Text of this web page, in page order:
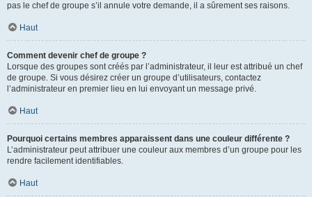
pas le chef de groupe s’il annule votre demande, il a sûrement ses raisons.
Haut
Comment devenir chef de groupe ?
Lorsque des groupes sont créés par l’administrateur, il leur est attribué un chef
de groupe. Si vous désirez créer un groupe d’utilisateurs, contactez
l’administrateur en premier lieu en lui envoyant un message privé.
Haut
Pourquoi certains membres apparaissent dans une couleur différente ?
L’administrateur peut attribuer une couleur aux membres d’un groupe pour les
rendre facilement identifiables.
Haut